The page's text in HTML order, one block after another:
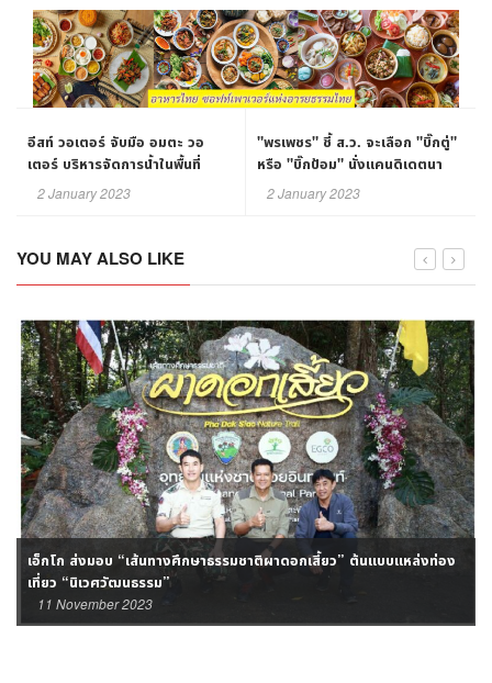
อีสท์ วอเตอร์ จับมือ อมตะ วอ
เตอร์ บริหารจัดการน้ำในพื้นที่
EEC
2 January 2023
"พรเพชร" ชี้ ส.ว. จะเลือก "บิ๊กตู่"
หรือ "บิ๊กป้อม" นั่งแคนดิเดตนา
ยกฯ ตอบแทนไม่ได้ ต่างคนต่างคิด
2 January 2023
YOU MAY ALSO LIKE
เอ็กโก ส่งมอบ “เส้นทางศึกษาธรรมชาติผาดอกเสี้ยว” ต้นแบบแหล่งท่อง
เที่ยว “นิเวศวัฒนธรรม”
11 November 2023